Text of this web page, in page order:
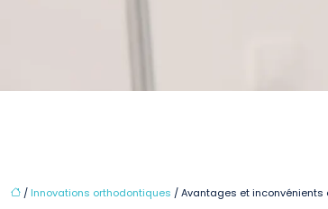
/ Innovations orthodontiques / Avantages et